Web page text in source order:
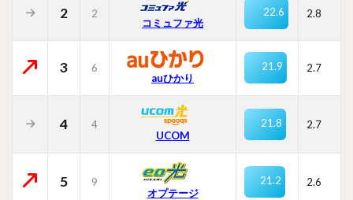
2 2
コミュファ光
22.6 2.8
3
6
auひかり
21.9 2.7
4
4
UCOM
21.8 2.7
5
9
オプテージ
21.2 2.6